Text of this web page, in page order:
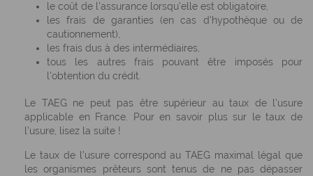
le coût de l'assurance lorsqu'elle est obligatoire,
les frais de garanties (en cas d'hypothèque ou de
cautionnement),
les frais dus à des intermédiaires,
tous les autres frais pouvant être imposés pour
l'obtention du crédit.
Le TAEG ne peut pas être supérieur au taux de l'usure
applicable en France. Pour en savoir plus sur le taux de
l'usure, lisez la suite !
Le taux de l'usurecorrespond au TAEG maximal légal que
les organismes prêteurs sont tenus de ne pas dépasser